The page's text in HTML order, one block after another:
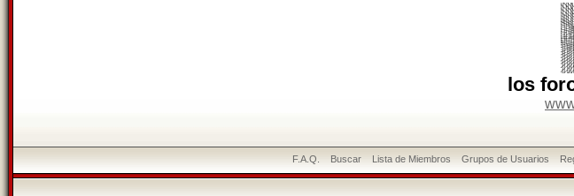
los
F.A.Q. Buscar Lista de Miembros Grupos de Usuarios